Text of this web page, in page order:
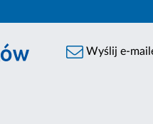
Wyślij e-